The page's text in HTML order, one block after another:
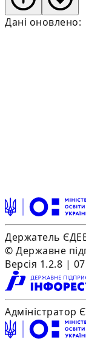
Дані оновлено:
Держатель
© Державне
Версія 1.2.8 |
Адміністратор